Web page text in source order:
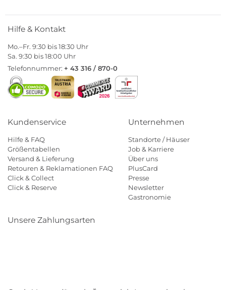
Hilfe & Kontakt
Mo.–Fr. 9:30 bis 18:30 Uhr
Sa. 9:30 bis 18:00 Uhr
Telefonnummer: + 43 316 / 870-0
Kundenservice
Hilfe & FAQ
Größentabellen
Versand & Lieferung
Retouren & Reklamationen FAQ
Click & Collect
Click & Reserve
Unternehmen
Standorte / Häuser
Job & Karriere
Über uns
PlusCard
Presse
Newsletter
Gastronomie
Unsere Zahlungsarten